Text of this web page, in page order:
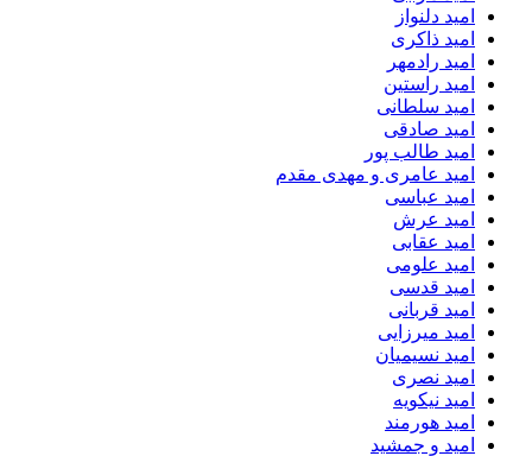
امید دلنواز
امید ذاکری
امید رادمهر
امید راستین
امید سلطانی
امید صادقی
امید طالب پور
امید عامری و مهدی مقدم
امید عباسی
امید عرش
امید عقابی
امید علومی
امید قدسی
امید قربانی
امید میرزایی
امید نسیمیان
امید نصری
امید نیکویه
امید هورمند
امید و جمشید